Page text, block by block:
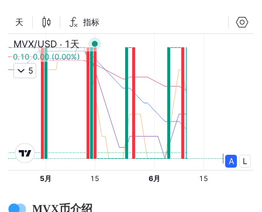
MVX币介绍